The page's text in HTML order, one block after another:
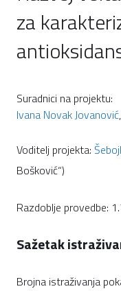
za
Suradnici na projektu:
Ivana Novak Jovanović
Voditelj projekta:
Bošković“)
Razdoblje provedbe:
Sažetak
Brojna istraživanja